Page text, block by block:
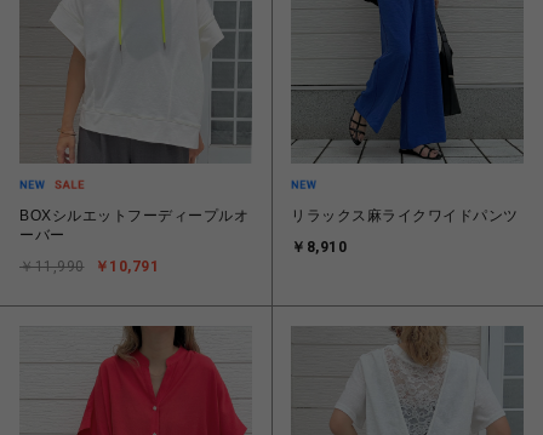
BOXシルエットフーディープルオ
ーバー
￥10,791
￥11,990
リラックス麻ライクワイドパンツ
￥8,910